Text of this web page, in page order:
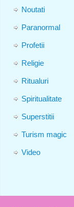
Noutati
Paranormal
Profetii
Religie
Ritualuri
Spiritualitate
Superstitii
Turism magic
Video